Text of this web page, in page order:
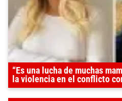
“Es una lucha de muchas
la violencia en el conflicto